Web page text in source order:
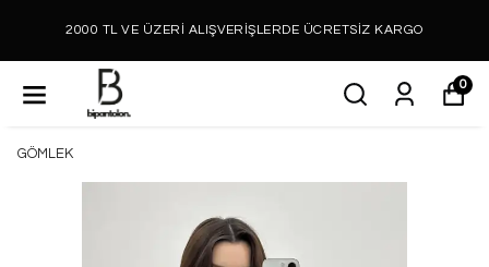
2000 TL VE ÜZERİ ALIŞVERİŞLERDE ÜCRETSİZ KARGO
0
GÖMLEK